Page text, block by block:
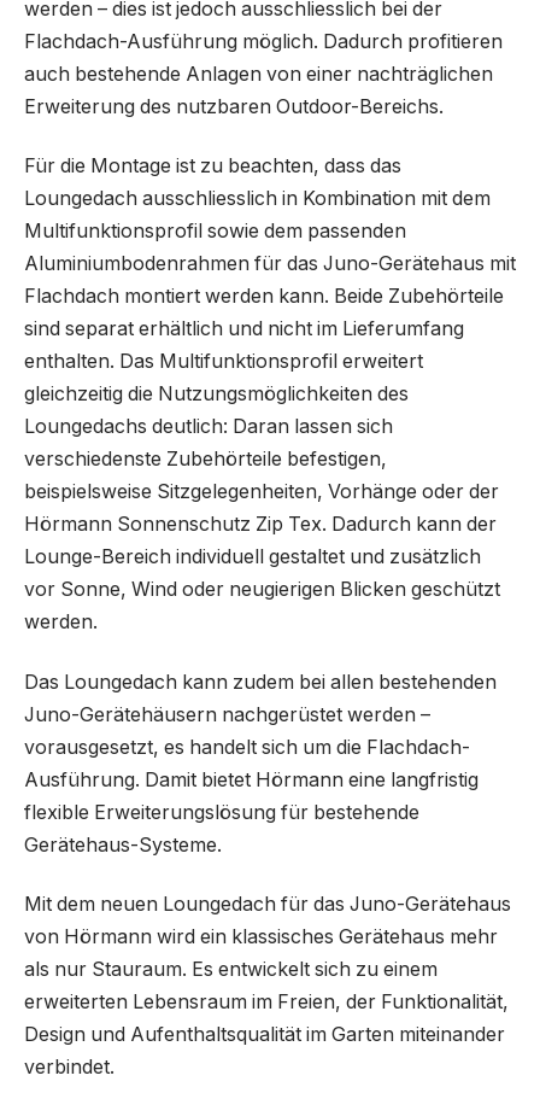
werden – dies ist jedoch ausschliesslich bei der
Flachdach-Ausführung möglich. Dadurch profitieren
auch bestehende Anlagen von einer nachträglichen
Erweiterung des nutzbaren Outdoor-Bereichs.
Für die Montage ist zu beachten, dass das
Loungedach ausschliesslich in Kombination mit dem
Multifunktionsprofil sowie dem passenden
Aluminiumbodenrahmen für das Juno-Gerätehaus mit
Flachdach montiert werden kann. Beide Zubehörteile
sind separat erhältlich und nicht im Lieferumfang
enthalten. Das Multifunktionsprofil erweitert
gleichzeitig die Nutzungsmöglichkeiten des
Loungedachs deutlich: Daran lassen sich
verschiedenste Zubehörteile befestigen,
beispielsweise Sitzgelegenheiten, Vorhänge oder der
Hörmann Sonnenschutz Zip Tex. Dadurch kann der
Lounge-Bereich individuell gestaltet und zusätzlich
vor Sonne, Wind oder neugierigen Blicken geschützt
werden.
Das Loungedach kann zudem bei allen bestehenden
Juno-Gerätehäusern nachgerüstet werden –
vorausgesetzt, es handelt sich um die Flachdach-
Ausführung. Damit bietet Hörmann eine langfristig
flexible Erweiterungslösung für bestehende
Gerätehaus-Systeme.
Mit dem neuen Loungedach für das Juno-Gerätehaus
von Hörmann wird ein klassisches Gerätehaus mehr
als nur Stauraum. Es entwickelt sich zu einem
erweiterten Lebensraum im Freien, der Funktionalität,
Design und Aufenthaltsqualität im Garten miteinander
verbindet.